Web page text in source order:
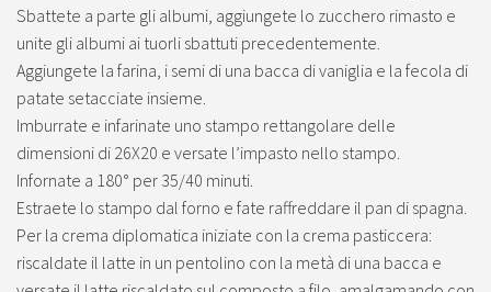
Sbattete a parte gli albumi, aggiungete lo zucchero rimasto e
unite gli albumi ai tuorli sbattuti precedentemente.
Aggiungete la farina, i semi di una bacca di vaniglia e la fecola di
patate setacciate insieme.
Imburrate e infarinate uno stampo rettangolare delle
dimensioni di 26X20 e versate l’impasto nello stampo.
Infornate a 180° per 35/40 minuti.
Estraete lo stampo dal forno e fate raffreddare il pan di spagna.
Per la crema diplomatica iniziate con la crema pasticcera:
riscaldate il latte in un pentolino con la metà di una bacca e